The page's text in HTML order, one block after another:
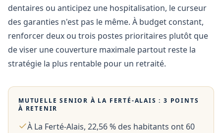
dentaires ou anticipez une hospitalisation, le curseur
des garanties n'est pas le même. À budget constant,
renforcer deux ou trois postes prioritaires plutôt que
de viser une couverture maximale partout reste la
stratégie la plus rentable pour un retraité.
MUTUELLE SENIOR À LA FERTÉ-ALAIS : 3 POINTS
À RETENIR
À La Ferté-Alais, 22,56 % des habitants ont 60